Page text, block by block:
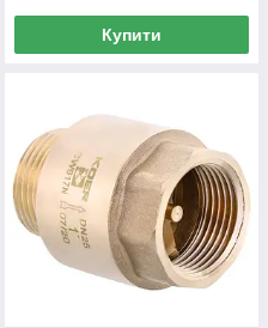
Купити